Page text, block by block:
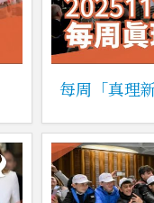
每周「真理